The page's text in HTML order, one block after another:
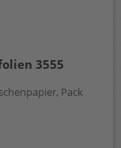
3555
Pack